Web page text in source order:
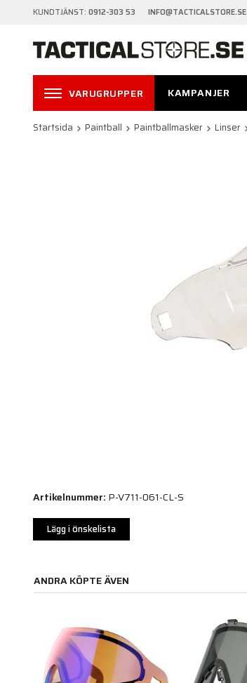
KUNDTJÄNST: 0912-303 53 INFO@TACTICALSTORE.SE
VARUGRUPPER KAMPANJER
Startsida Paintball Paintballmasker Linser
Artikelnummer: P-V711-061-CL-S
Lägg i önskelista
ANDRA KÖPTE ÄVEN